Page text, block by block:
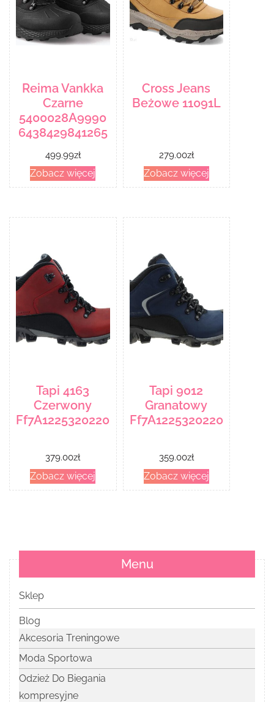
Reima Vankka
Czarne
5400028A9990
6438429841265
499.99zł
Zobacz więcej
Cross Jeans
Beżowe 11091L
279.00zł
Zobacz więcej
Tapi 4163
Czerwony
Ff7A1225320220325142742
379.00zł
Zobacz więcej
Tapi 9012
Granatowy
359.00zł
Zobacz więcej
Menu
Sklep
Blog
Akcesoria Treningowe
Moda Sportowa
Odzież Do Biegania
kompresyjne